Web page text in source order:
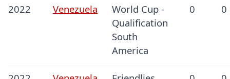
2022 Venezuela
World Cup -
Qualification
South
America
0 0